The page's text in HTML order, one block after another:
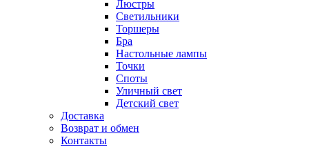
Люстры
Светильники
Торшеры
Бра
Настольные лампы
Точки
Споты
Уличный свет
Детский свет
Доставка
Возврат и обмен
Контакты